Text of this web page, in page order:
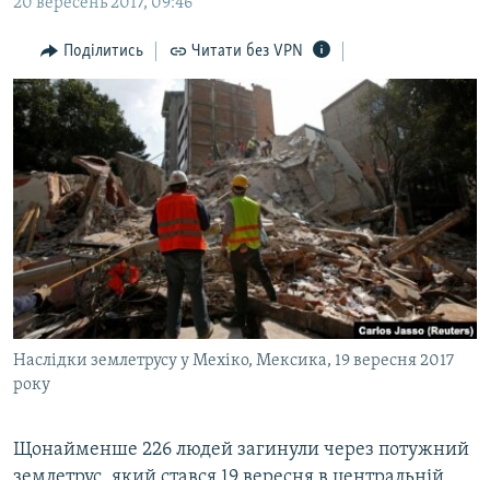
навігації
Перейти
до
ПОЛІТИКА
БЛОГИ
ПОГЛЯД
ІНТЕРВ'Ю
ВСЕ ЗА ДЕНЬ
СПЕЦПРОЕКТИ
ДЕПОРТАЦІЯ
ВІДЕОУРОКИ «ELIFBE»
СВІДЧЕННЯ ОКУПАЦІЇ
УКРАЇНСЬКА ПРОБЛЕМА КРИМУ
ЯК ОБІЙТИ БЛОКУВАННЯ
Русский
Qırımtatar
Поділитись Читати без VPN
Наслідки землетрусу у Мехіко, Мексика, 19 вересня 2017
року
Щонайменше 226 людей загинули через потужний